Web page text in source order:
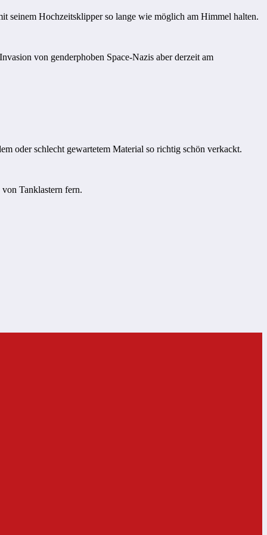
seinem Hochzeitsklipper so lange wie möglich am Himmel halten.
von genderphoben Space-Nazis aber derzeit am
oder schlecht gewartetem Material so richtig schön verkackt.
Tanklastern fern.